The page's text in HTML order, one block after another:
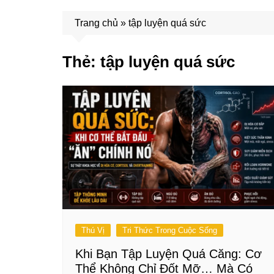
Trang chủ » tập luyện quá sức
Thẻ: tập luyện quá sức
Thú Vị Tri Thức Trong Cuộc Sống
Khi Bạn Tập Luyện Quá Căng: Cơ
Thể Không Chỉ Đốt Mỡ… Mà Có